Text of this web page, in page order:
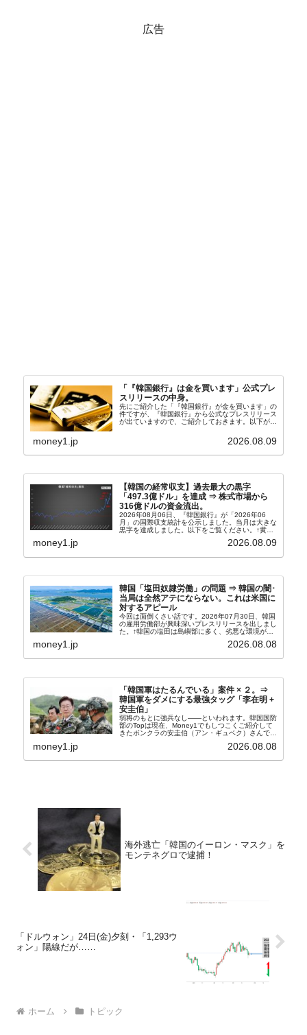
広告
「『韓国銀行』は金を買います」公式プレ
スリリースの中身。
先にご紹介した「『韓国銀行』が金を買います」の
件ですが、『韓国銀行』から公式なプレスリリース
が出ていますので、ご紹介しておきます。以下が全
れ協力体制を構築□『韓国銀行』は、国内生産金の
money1.jp 2026.08.09
【韓国の経常収支】過去最大の黒字
「497.3億ドル」を達成 ⇒ 株式市場から
316億ドルの資金流出。
2026年08月06日、『韓国銀行』が「2026年06
月」の国際収支統計を公示しました。当月は大きな
黒字を達成しました。以下をご覧ください。↑黄色
の経常収支です。2026年06月貿易収支：4...
money1.jp 2026.08.09
韓国「塩田奴隷労働」の問題 ⇒ 韓国の闇･
当局は全然アテにならない。これは米国に
対するアピール
今回は面倒くさい話です。2026年07月30日、韓国
の雇用労働部が興味深いプレスリリースを出しまし
た。↑韓国の塩田は島嶼部に多く、劣悪な環境が一
たといわれます（後述）。これは、いわゆる「塩田
money1.jp 2026.08.08
「韓国軍はたるんでいる」案件 × ２。⇒
韓国軍をダメにする最強タッグ「李在明 +
安圭伯」
弱将のもとに強兵なし――といわれます。韓国国防
部のTopは現在、Money1でもしつこくご紹介して
きたボンクラの安圭伯（アン・ギュベク）さんで
さんと「韓国初の文官上がり」の国防部長官安圭伯
money1.jp 2026.08.08
海外逃亡「韓国のイーロン・マスク」を
モンテネグロで逮捕！
「ドルウォン」24日(金)夕刻・「1,293ウ
ォン」陽線だが……
ホーム トピック